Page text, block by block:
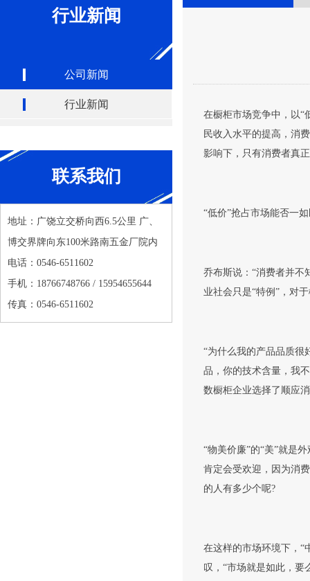
行业新闻
公司新闻
行业新闻
联系我们
地址：广饶立交桥向西6.5公里 广、
博交界牌向东100米路南五金厂院内
电话：0546-6511602
手机：18766748766 / 15954655644
传真：0546-6511602
在橱柜市场竞争中，以“
民收入水平的提高，消
影响下，只有消费者真
“低价”抢占市场能否一
乔布斯说：“消费者并不
业社会只是“特例”，对
“为什么我的产品品质很
品，你的技术含量，我
数橱柜企业选择了顺应
“物美价廉”的“美”就是
肯定会受欢迎，因为消
的人有多少个呢?
在这样的市场环境下，“
叹，“市场就是如此，